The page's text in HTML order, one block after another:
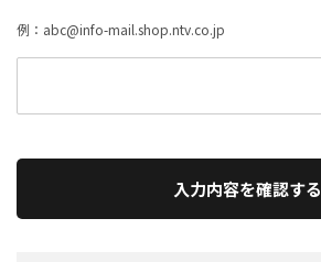
例：abc@info-mail.shop.ntv.co.jp
入力内容を確認する